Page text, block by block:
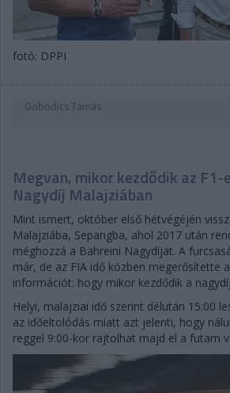
fotó: DPPI
Gobodics Tamás
Megvan, mikor kezdődik az F1-
Nagydíj Malajziában
Mint ismert, október első hétvégéjén
Malajziába, Sepangba, ahol 2017 után
méghozzá a Bahreini Nagydíjat. A
már, de az FIA idő közben megerősítette
információt: hogy mikor kezdődik a
Helyi, malajziai idő szerint délután 15:00
az időeltolódás miatt azt jelenti, hogy
reggel 9:00-kor rajtolhat majd el a futam